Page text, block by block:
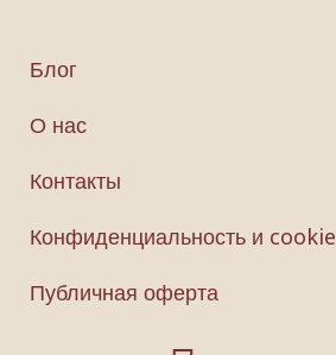
Блог
О нас
Контакты
Конфиденциальность и cookie
Публичная оферта